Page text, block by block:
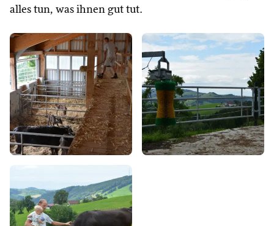
alles tun, was ihnen gut tut.